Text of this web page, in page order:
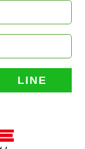
LINE